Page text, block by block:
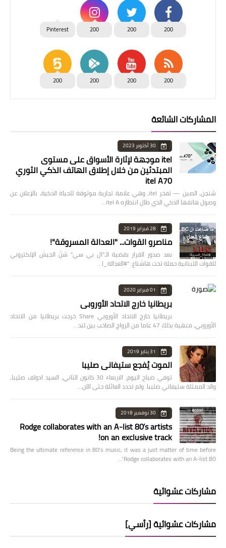
200
200
200
Pinterest
200
200
200
200
المشاركات الشائعة
30 أكتوبر 2023
itel موجهة لإثارة الأسواق على مستوى
المبتدئين من خلال إطلاق الهاتف الذكي الثوري
itel A70
شنجن، الصين — تفخر itel، وهي علامة تجارية موثوقة للحياة الذكية، بالإعلان عن
وصول هاتفها الذكي الذي طال انتظاره itel A…
28 فبراير 2019
مناصرو القوات... "العدالة المسروقة"!
بعد صدور القرار بقضية الـ"ال بي سي" شنّ الجيش الإلكتروني
للقوات اللبنانية حملة تحت هاشتاغ: "#العدالة_ا…
01 فبراير 2020
بريطانيا خارج الاتحاد الأوروبي
بريطانيا خارج الاتحاد الأوروبي Share خرجت بريطانيا من الاتحاد
الأوروبي، منهية بذلك 47 عاما من الزواج الصاخب بين لند…
31 يناير 2019
الموت يُفجع ستيفاني صليبا
توفي صباح اليوم، الاربعاء 30 كانون الثاني، السيد ادولف صليبا،
والد الممثلة ستيفاني صليبا. ولم تحدد العائلة حتى الآن…
30 نوفمبر 2018
Rodge collaborates with an A-list 80’s artists
on an exclusive track!
Being the ultimate reference in 80’s music, it was a just matter of time before
Rodge collaborates with an A-list 80’…
مشاركات عشوائية
مشاركات عشوائية [رأسي]